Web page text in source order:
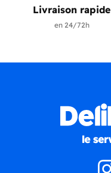
Livraison rapide
en 24/72h